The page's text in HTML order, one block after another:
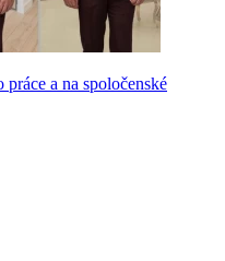
a na spoločenské